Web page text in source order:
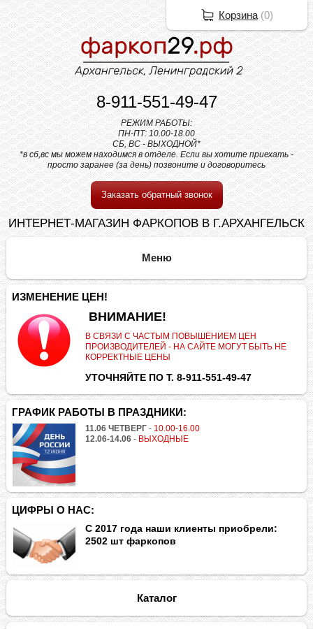
8-911-551-49-47
РЕЖИМ РАБОТЫ:
ПН-ПТ: 10.00-18.00
СБ, ВС - ВЫХОДНОЙ*
*в сб,вс мы можем находимся в отделе. Если вы хотите приехать -
просто заранее (за день) позвоните и договоритесь
Заказать обратный звонок
ИНТЕРНЕТ-МАГАЗИН ФАРКОПОВ В Г.АРХАНГЕЛЬСК
ИЗМЕНЕНИЕ ЦЕН!
ВНИМАНИЕ!
В СВЯЗИ С ЧАСТЫМ ПОВЫШЕНИЕМ ЦЕН
ПРОИЗВОДИТЕЛЕЙ - НА САЙТЕ МОГУТ БЫТЬ НЕ
КОРРЕКТНЫЕ ЦЕНЫ
УТОЧНЯЙТЕ ПО Т. 8-911-551-49-47
ГРАФИК РАБОТЫ В ПРАЗДНИКИ:
11.06 ЧЕТВЕРГ - 10.00-16.00
12.06-14.06 - ВЫХОДНЫЕ
ЦИФРЫ О НАС:
С 2017 года наши клиенты приобрели:
2502 шт фаркопов
Каталог
Корзина(0)